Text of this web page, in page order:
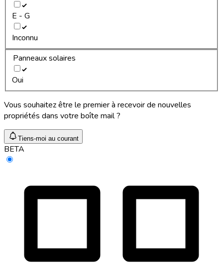
E - G
Inconnu
Panneaux solaires
Oui
Vous souhaitez être le premier à recevoir de nouvelles
propriétés dans votre boîte mail ?
Tiens-moi au courant
BETA